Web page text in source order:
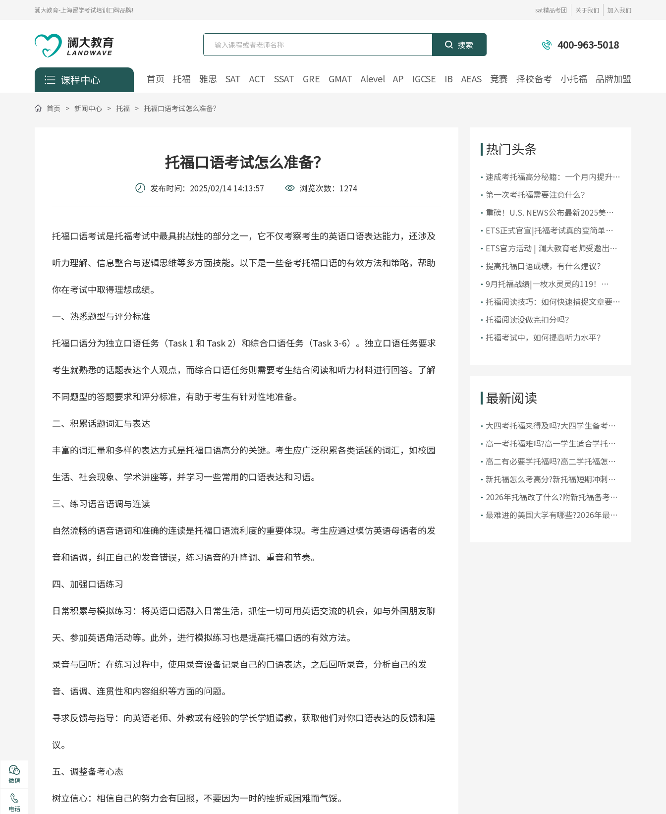
澜大教育-上海留学考试培训口碑品牌! sat精品考团 关于我们 加入我们
400-963-5018
课程中心 首页 托福 雅思 SAT ACT SSAT GRE GMAT Alevel AP IGCSE IB AEAS 竞赛 择校备考 小托福 品牌加盟
首页 > 新闻中心 > 托福 > 托福口语考试怎么准备？
托福口语考试怎么准备？
发布时间： 2025/02/14 14:13:57 浏览次数： 1274
托福口语考试是托福考试中最具挑战性的部分之一，它不仅考察考生的英语口语表达能力，还涉及
听力理解、信息整合与逻辑思维等多方面技能。以下是一些备考托福口语的有效方法和策略，帮助
你在考试中取得理想成绩。
一、熟悉题型与评分标准
托福口语分为独立口语任务（Task 1 和 Task 2）和综合口语任务（Task 3-6）。独立口语任务要求
考生就熟悉的话题表达个人观点，而综合口语任务则需要考生结合阅读和听力材料进行回答。了解
不同题型的答题要求和评分标准，有助于考生有针对性地准备。
二、积累话题词汇与表达
丰富的词汇量和多样的表达方式是托福口语高分的关键。考生应广泛积累各类话题的词汇，如校园
生活、社会现象、学术讲座等，并学习一些常用的口语表达和习语。
三、练习语音语调与连读
自然流畅的语音语调和准确的连读是托福口语流利度的重要体现。考生应通过模仿英语母语者的发
音和语调，纠正自己的发音错误，练习语音的升降调、重音和节奏。
四、加强口语练习
日常积累与模拟练习：将英语口语融入日常生活，抓住一切可用英语交流的机会，如与外国朋友聊
天、参加英语角活动等。此外，进行模拟练习也是提高托福口语的有效方法。
录音与回听：在练习过程中，使用录音设备记录自己的口语表达，之后回听录音，分析自己的发
音、语调、连贯性和内容组织等方面的问题。
寻求反馈与指导：向英语老师、外教或有经验的学长学姐请教，获取他们对你口语表达的反馈和建
议。
五、调整备考心态
树立信心：相信自己的努力会有回报，不要因为一时的挫折或困难而气馁。
热门头条
​速成考托福高分秘籍：一个月内提升你
的托福成绩
第一次考托福需要注意什么？
重磅！U.S. NEWS公布最新2025美国
大学排名！前10大洗牌，纽大重回
TOP30！
ETS正式官宣|托福考试真的变简单了
吗？
ETS官方活动 | 澜大教育老师受邀出席
ETS托福教师研讨会
提高托福口语成绩，有什么建议？
9月托福战绩|一枚水灵灵的119！
105+超50人，全员均分破百！
托福阅读技巧：如何快速捕捉文章要
点？
托福阅读没做完扣分吗？
托福考试中，如何提高听力水平？
最新阅读
大四考托福来得及吗?大四学生备考托
福晚不晚
高一考托福难吗?高一学生适合学托福
吗
高二有必要学托福吗?高二学托福怎么
科学规划
新托福怎么考高分?新托福短期冲刺备
考攻略
2026年托福改了什么?附新托福备考建
议
最难进的美国大学有哪些?2026年最难
微信
电话